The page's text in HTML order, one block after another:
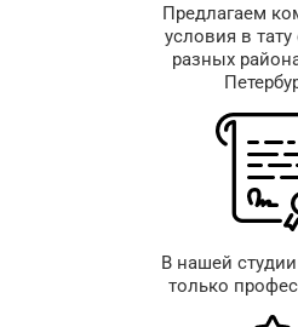
Предлагаем
условия в тату
разных
В нашей
только